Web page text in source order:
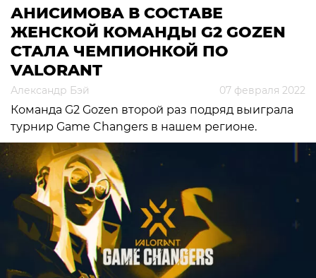
АНИСИМОВА В СОСТАВЕ
ЖЕНСКОЙ КОМАНДЫ G2 GOZEN
СТАЛА ЧЕМПИОНКОЙ ПО
VALORANT
Александр Бэй 07 февраля 2022
Команда G2 Gozen второй раз подряд выиграла
турнир Game Changers в нашем регионе.